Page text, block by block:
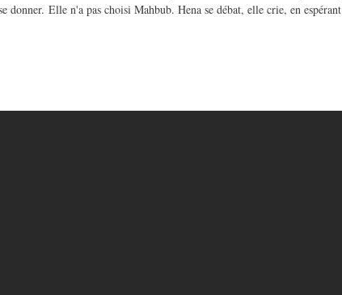
donner. Elle n'a pas choisi Mahbub. Hena se débat, elle crie, en